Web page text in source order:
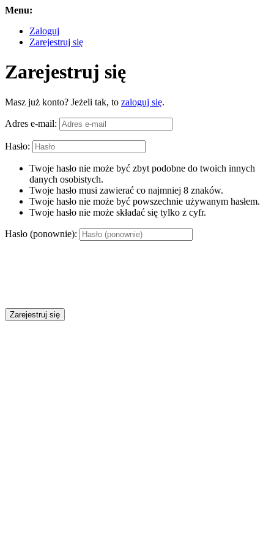
Menu:
Zaloguj
Zarejestruj się
Zarejestruj się
Masz już konto? Jeżeli tak, to zaloguj się.
Adres e-mail:
Hasło:
Twoje hasło nie może być zbyt podobne do twoich innych
danych osobistych.
Twoje hasło musi zawierać co najmniej 8 znaków.
Twoje hasło nie może być powszechnie używanym hasłem.
Twoje hasło nie może składać się tylko z cyfr.
Hasło (ponownie):
Zarejestruj się